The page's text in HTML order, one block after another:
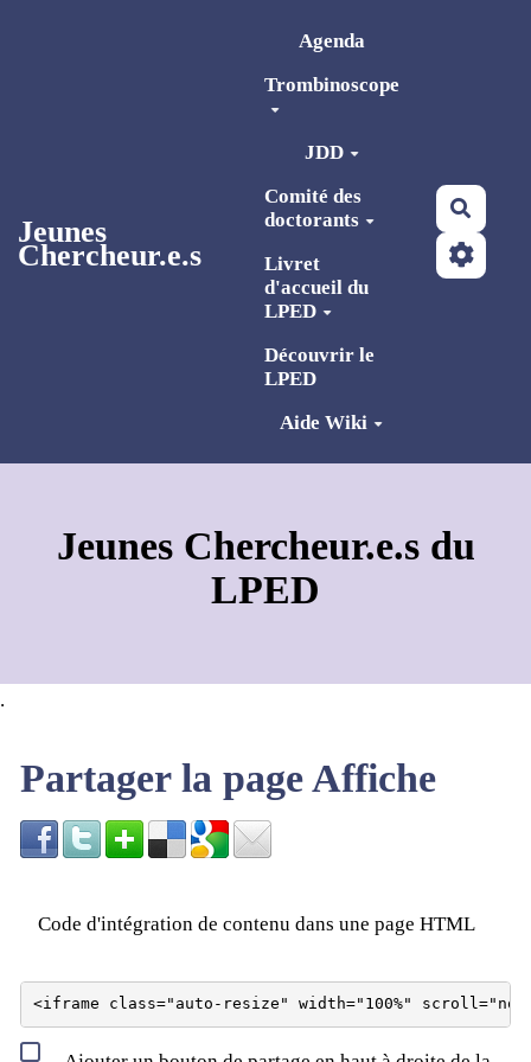
Jeunes
Chercheur.e.s
Agenda
Trombinoscope
JDD
Comité des
doctorants
Livret
d'accueil du
LPED
Découvrir le
LPED
Aide Wiki
Jeunes Chercheur.e.s du
LPED
.
Partager la page Affiche
Code d'intégration de contenu dans une page HTML